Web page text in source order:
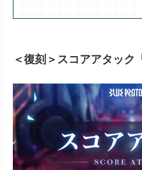
＜復刻＞スコアアタック